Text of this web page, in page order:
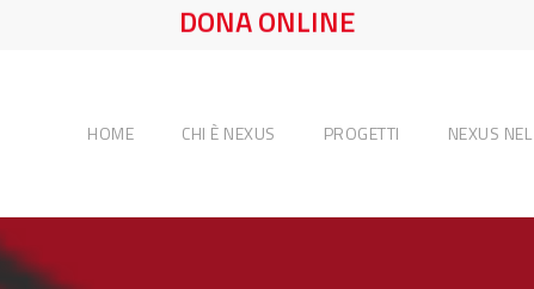
DONA ONLINE
HOME CHI È NEXUS PROGETTI NEXUS